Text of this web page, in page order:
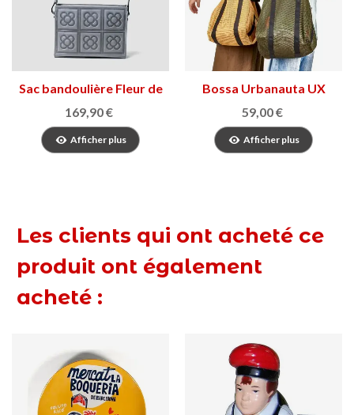
Sac bandoulière Fleur de
Barcelone
169,90 €
Afficher plus
Bossa Urbanauta UX
59,00 €
Afficher plus
Les clients qui ont acheté ce
produit ont également
acheté :